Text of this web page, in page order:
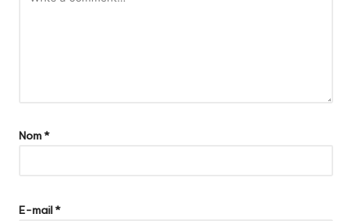
Nom*
E-mail*